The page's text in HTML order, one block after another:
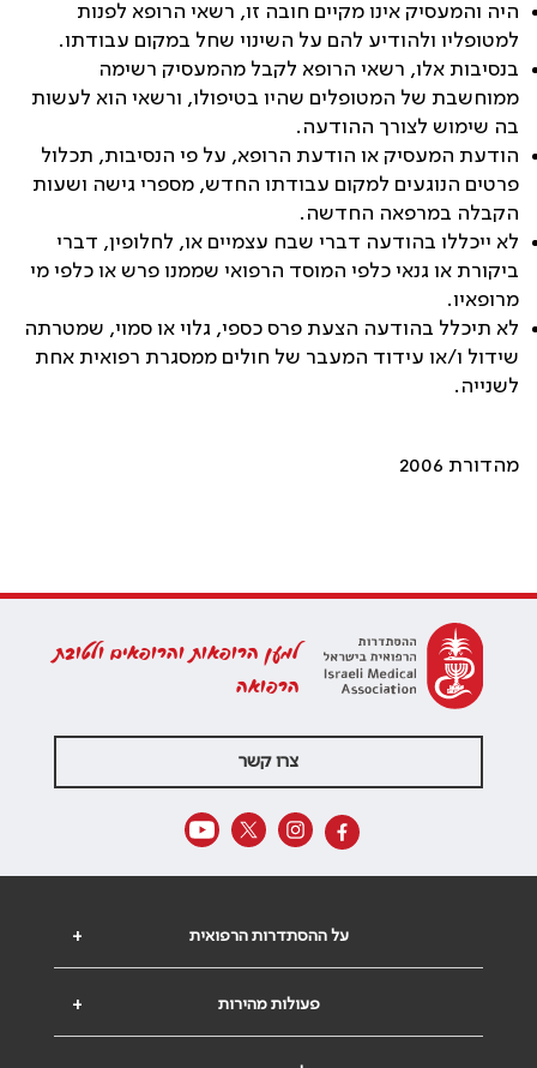
היה והמעסיק אינו מקיים חובה זו, רשאי הרופא לפנות
למטופליו ולהודיע להם על השינוי שחל במקום עבודתו.
בנסיבות אלו, רשאי הרופא לקבל מהמעסיק רשימה
ממוחשבת של המטופלים שהיו בטיפולו, ורשאי הוא לעשות
בה שימוש לצורך ההודעה.
הודעת המעסיק או הודעת הרופא, על פי הנסיבות, תכלול
פרטים הנוגעים למקום עבודתו החדש, מספרי גישה ושעות
הקבלה במרפאה החדשה.
לא ייכללו בהודעה דברי שבח עצמיים או, לחלופין, דברי
ביקורת או גנאי כלפי המוסד הרפואי שממנו פרש או כלפי מי
מרופאיו.
לא תיכלל בהודעה הצעת פרס כספי, גלוי או סמוי, שמטרתה
שידול ו/או עידוד המעבר של חולים ממסגרת רפואית אחת
לשנייה.
מהדורת 2006
למען הרופאות והרופאים ולטובת
הרפואה
צרו קשר
+ על ההסתדרות הרפואית
+ פעולות מהירות